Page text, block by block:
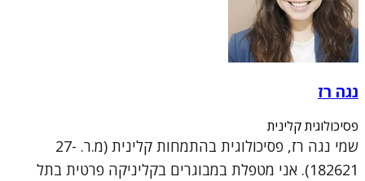
נגה רז
פסיכולוגית קלינית
שמי נגה רז, פסיכולוגית בהתמחות קלינית (מ.ר. 27-
182621). אני מטפלת במבוגרים בקליניקה פרטית בתל